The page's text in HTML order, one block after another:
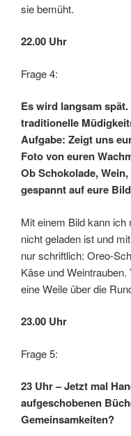
sie bemüht.
22.00 Uhr
Frage 4:
Es wird langsam
traditionelle
Aufgabe: Zeigt uns
Foto von euren
Ob Schokolade,
gespannt auf eure
Mit einem Bild kann ich
nicht geladen ist und
nur schriftlich: Oreo-
Käse und
eine Weile über die
23.00 Uhr
Frage 5:
23 Uhr – Jetzt mal
aufgeschobenen
Gemeinsamkeiten?